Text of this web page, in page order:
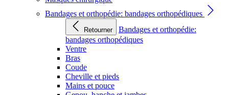
Bandages et orthopédie: bandages orthopédiques
Retourner
Bandages et orthopédie:
bandages orthopédiques
Ventre
Bras
Coude
Cheville et pieds
Mains et pouce